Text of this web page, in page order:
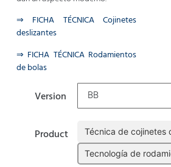
⇒ FICHA TÉCNICA Cojinetes
deslizantes
⇒ FICHA TÉCNICA Rodamientos
de bolas
Version
Product Técnica de cojinetes
Tecnología de